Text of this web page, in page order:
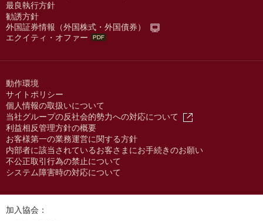
最良執行方針
勧誘方針
外国証券情報（外国株式・外国債券）
エクイティ・オファー
動作環境
サイトポリシー
個人情報の取扱いについて
当社グループの反社会的勢力への対応について
利益相反管理方針の概要
お客様第一の業務運営に関する方針
内部者に該当されているお客さまにお手続きのお願い
不公正取引行為の禁止について
システム障害時の対応について
加入協会：